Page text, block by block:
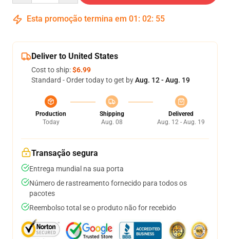
Esta promoção termina em 01 : 02: 54
Deliver to United States
Cost to ship:$6.99
Standard - Order today to get byAug. 12 - Aug. 19
Production
Today
Shipping
Aug. 08
Delivered
Aug. 12 - Aug. 19
Transação segura
Entrega mundial na sua porta
Número de rastreamento fornecido para todos os
pacotes
Reembolso total se o produto não for recebido